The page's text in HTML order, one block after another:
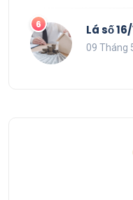
Lá số
09 Tháng